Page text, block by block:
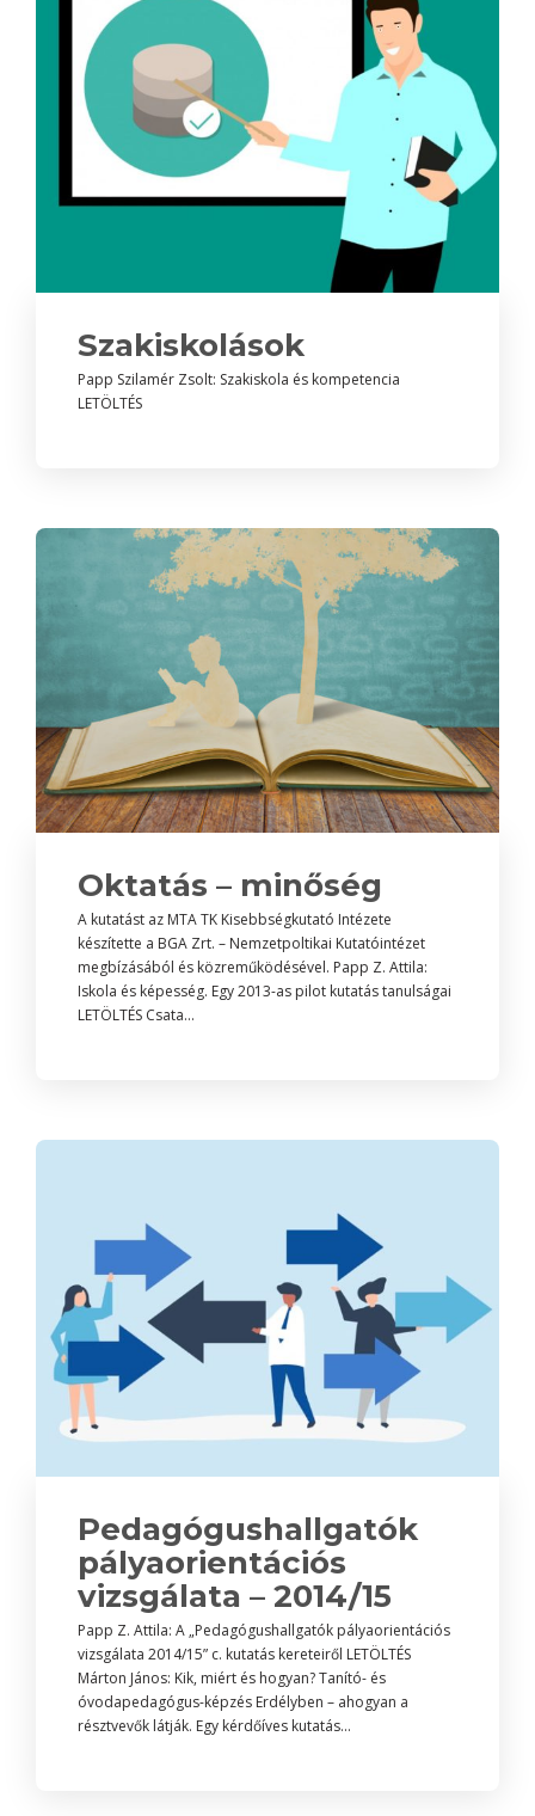
Szakiskolások
Papp Szilamér Zsolt: Szakiskola és kompetencia
LETÖLTÉS
Oktatás – minőség
A kutatást az MTA TK Kisebbségkutató Intézete
készítette a BGA Zrt. – Nemzetpoltikai Kutatóintézet
megbízásából és közreműködésével. Papp Z. Attila:
Iskola és képesség. Egy 2013-as pilot kutatás tanulságai
LETÖLTÉS Csata...
Pedagógushallgatók
pályaorientációs
vizsgálata – 2014/15
Papp Z. Attila: A „Pedagógushallgatók pályaorientációs
vizsgálata 2014/15” c. kutatás kereteiről LETÖLTÉS
Márton János: Kik, miért és hogyan? Tanító- és
óvodapedagógus-képzés Erdélyben – ahogyan a
résztvevők látják. Egy kérdőíves kutatás...